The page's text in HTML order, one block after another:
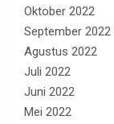
Oktober 2022
September 2022
Agustus 2022
Juli 2022
Juni 2022
Mei 2022